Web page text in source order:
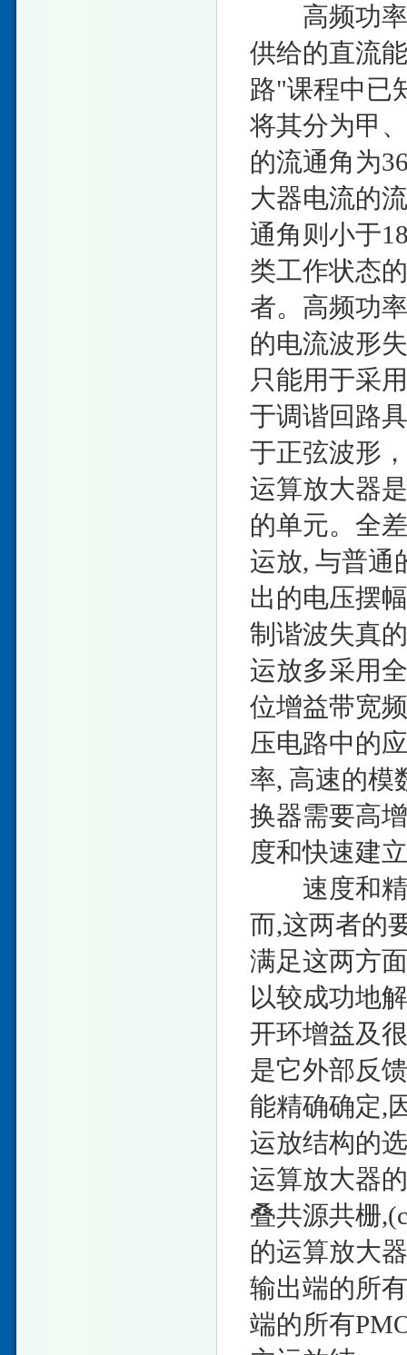
高频功率
供给的直流
路"课程中已
将其分为甲
的流通角为
大器电流的
通角则小于
类工作状态
者。高频功
的电流波形
只能用于采
于调谐回路
于正弦波形
运算放大器
的单元。全
运放, 与普通
出的电压摆
制谐波失真
运放多采用
位增益带宽
压电路中的
率, 高速的模
换器需要高
度和快速建
速度和精
而,这两者的
满足这两方
以较成功地
开环增益及
是它外部反
能精确确定,
运放结构的
运算放大器
叠共源共栅
的运算放大
输出端的所
端的所有